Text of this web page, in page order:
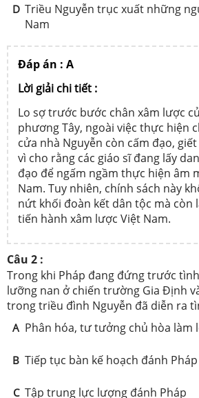
D Triều Nguyễn trục xuất những
Nam
Đáp án : A
Lời giải chi tiết :
Lo sợ trước bước chân xâm lược
phương Tây, ngoài việc thực hiện
cửa nhà Nguyễn còn cấm đạo,
vì cho rằng các giáo sĩ đang lấy
đạo để ngấm ngầm thực hiện âm
Nam. Tuy nhiên, chính sách này
nứt khối đoàn kết dân tộc mà còn
tiến hành xâm lược Việt Nam.
Câu 2 :
Trong khi Pháp đang đứng trước
lưỡng nan ở chiến trường Gia Định
trong triều đình Nguyễn đã diễn ra
A Phân hóa, tư tưởng chủ hòa làm
B Tiếp tục bàn kế hoạch đánh Pháp
C Tập trung lực lượng đánh Pháp